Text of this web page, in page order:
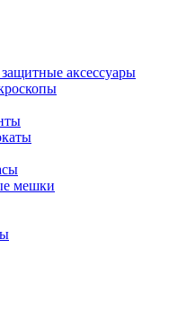
аксессуары
мешки